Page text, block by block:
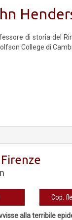
di storia del
College di
alla terribile